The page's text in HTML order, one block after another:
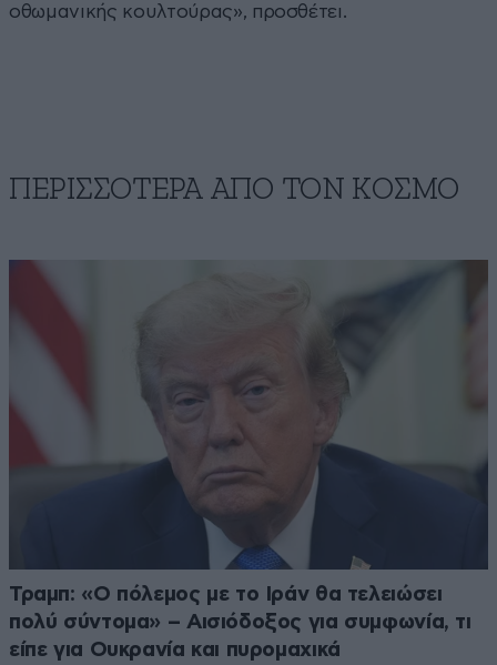
οθωμανικής κουλτούρας», προσθέτει.
ΠΕΡΙΣΣΟΤΕΡΑ ΑΠΟ ΤΟΝ ΚΟΣΜΟ
Τραμπ: «Ο πόλεμος με το Ιράν θα τελειώσει
πολύ σύντομα» – Αισιόδοξος για συμφωνία, τι
είπε για Ουκρανία και πυρομαχικά